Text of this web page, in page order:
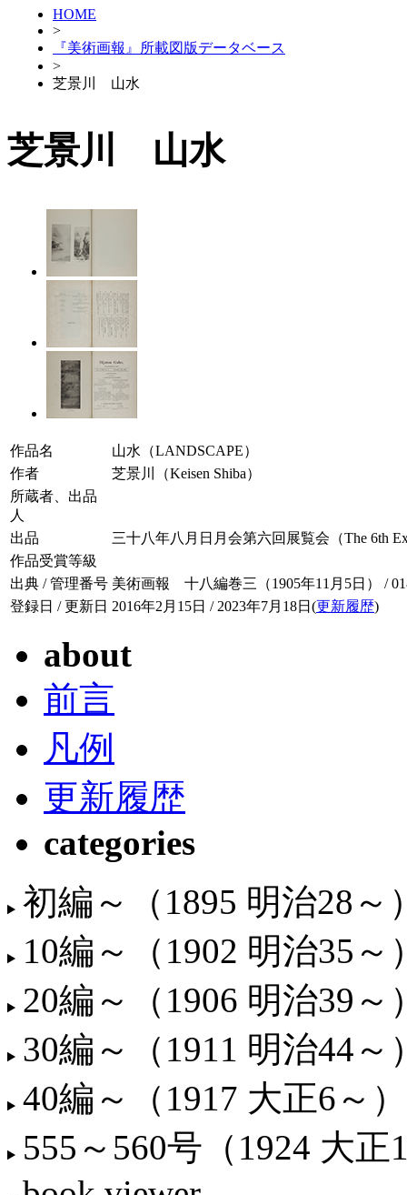
HOME
>
『美術画報』所載図版データベース
>
芝景川 山水
芝景川 山水
作品名
山水（LANDSCAPE）
作者
芝景川（Keisen Shiba）
所蔵者、出品
人
出品
三十八年八月日月会第六回展覧会（The 6th
作品受賞等級
出典 / 管理番号 美術画報 十八編巻三（1905年11月5日） /
登録日 / 更新日 2016年2月15日 / 2023年7月18日(更新履歴)
about
前言
凡例
更新履歴
categories
初編～（1895 明治28～
10編～（1902 明治35～
20編～（1906 明治39～
30編～（1911 明治44～
40編～（1917 大正6～）
555～560号（1924 大正